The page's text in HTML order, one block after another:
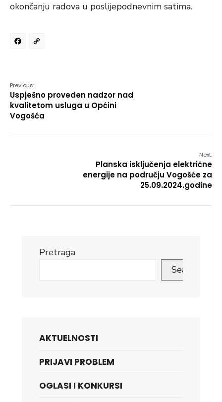
okončanju radova u poslijepodnevnim satima.
Facebook
Previous:
Uspješno proveden nadzor nad
kvalitetom usluga u Općini
Vogošća
Next:
Planska isključenja električne
energije na području Vogošće za
25.09.2024.godine
Pretraga
Search
AKTUELNOSTI
PRIJAVI PROBLEM
OGLASI I KONKURSI